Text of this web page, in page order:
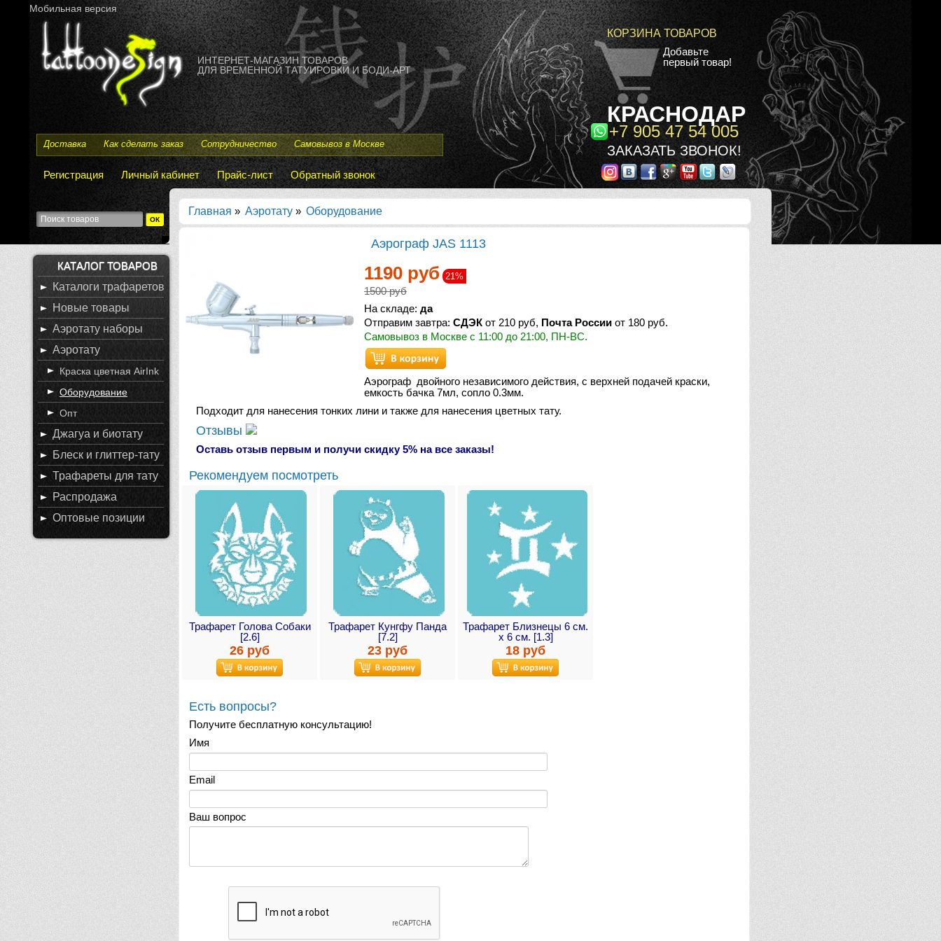
Мобильная версия
ИНТЕРНЕТ-МАГАЗИН ТОВАРОВ
ДЛЯ ВРЕМЕННОЙ ТАТУИРОВКИ И БОДИ-АРТ
КОРЗИНА ТОВАРОВ
Добавьте
первый товар!
КРАСНОДАР
+7 905 47 54 005
ЗАКАЗАТЬ ЗВОНОК!
Доставка Как сделать заказ Сотрудничество Самовывоз в Москве
Регистрация Личный кабинет Прайс-лист Обратный звонок
Главная » Аэротату » Оборудование
Аэрограф JAS 1113
1190 руб 21%
1500 руб
На складе: да
Отправим завтра: СДЭК от 210 руб, Почта России от 180 руб.
Самовывоз в Москве с 11:00 до 21:00, ПН-ВС.
Аэрограф двойного независимого действия, с верхней подачей краски,
емкость бачка 7мл, сопло 0.3мм.
Подходит для нанесения тонких лини и также для нанесения цветных тату.
Отзывы
Оставь отзыв первым и получи скидку 5% на все заказы!
Рекомендуем посмотреть
Трафарет Голова Собаки
[2.6]
26 руб
Трафарет Кунгфу Панда
[7.2]
23 руб
Трафарет Близнецы 6 см.
х 6 см. [1.3]
18 руб
Есть вопросы?
Получите бесплатную консультацию!
Имя
Email
Ваш вопрос
КАТАЛОГ ТОВАРОВ
Каталоги трафаретов
Новые товары
Аэротату наборы
Аэротату
Краска цветная AirInk
Оборудование
Опт
Джагуа и биотату
Блеск и глиттер-тату
Трафареты для тату
Распродажа
Оптовые позиции